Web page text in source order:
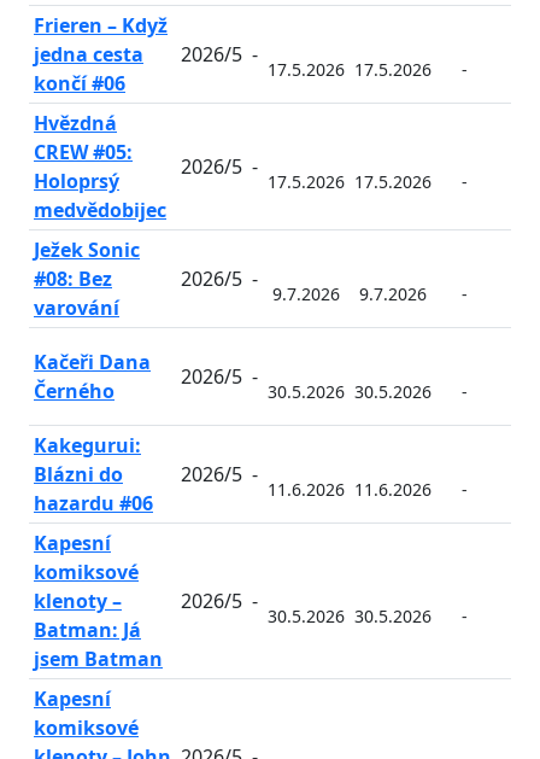
Frieren – Když
jedna cesta
končí #06
2026/5 -
17.5.2026 17.5.2026 -
Hvězdná
CREW #05:
Holoprsý
medvědobijec
2026/5 -
17.5.2026 17.5.2026 -
Ježek Sonic
#08: Bez
varování
2026/5 -
9.7.2026 9.7.2026 -
Kačeři Dana
Černého
2026/5 -
30.5.2026 30.5.2026 -
Kakegurui:
Blázni do
hazardu #06
2026/5 -
11.6.2026 11.6.2026 -
Kapesní
komiksové
klenoty –
Batman: Já
jsem Batman
2026/5 -
30.5.2026 30.5.2026 -
Kapesní
komiksové